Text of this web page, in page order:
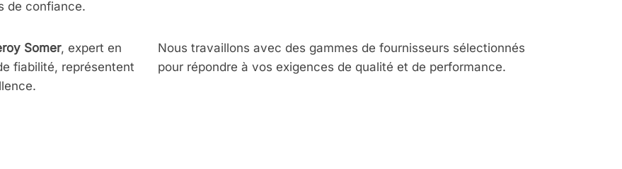
de confiance.
Somer, expert en
fiabilité, représentent
Nous travaillons avec des gammes de fournisseurs sélectionnés
pour répondre à vos exigences de qualité et de performance.